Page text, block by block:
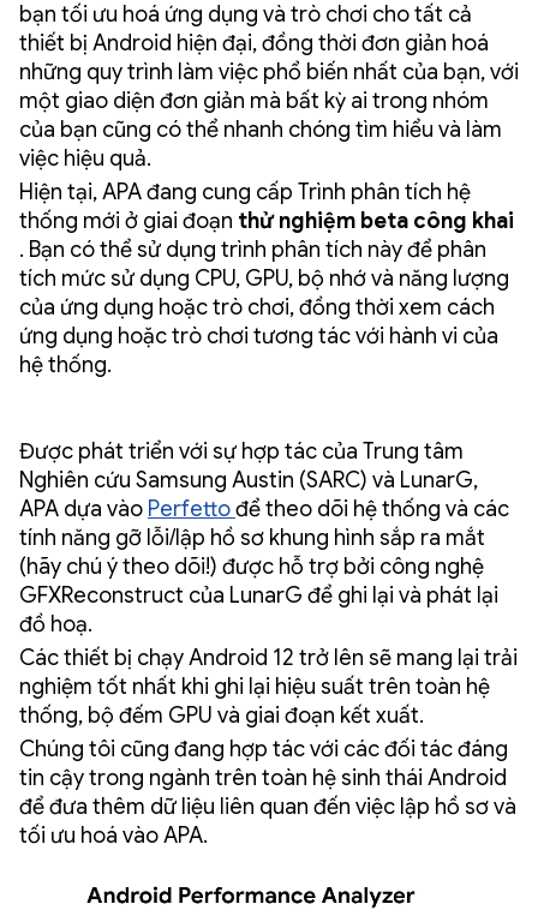
bạn tối ưu hoá ứng dụng và trò chơi cho tất cả
thiết bị Android hiện đại, đồng thời đơn giản hoá
những quy trình làm việc phổ biến nhất của bạn, với
một giao diện đơn giản mà bất kỳ ai trong nhóm
của bạn cũng có thể nhanh chóng tìm hiểu và làm
việc hiệu quả.
Hiện tại, APA đang cung cấp Trình phân tích hệ
thống mới ở giai đoạn thử nghiệm beta công khai
. Bạn có thể sử dụng trình phân tích này để phân
tích mức sử dụng CPU, GPU, bộ nhớ và năng lượng
của ứng dụng hoặc trò chơi, đồng thời xem cách
ứng dụng hoặc trò chơi tương tác với hành vi của
hệ thống.
Được phát triển với sự hợp tác của Trung tâm
Nghiên cứu Samsung Austin (SARC) và LunarG,
APA dựa vào Perfettođể theo dõi hệ thống và các
tính năng gỡ lỗi/lập hồ sơ khung hình sắp ra mắt
(hãy chú ý theo dõi!) được hỗ trợ bởi công nghệ
GFXReconstruct của LunarG để ghi lại và phát lại
đồ hoạ.
Các thiết bị chạy Android 12 trở lên sẽ mang lại trải
nghiệm tốt nhất khi ghi lại hiệu suất trên toàn hệ
thống, bộ đếm GPU và giai đoạn kết xuất.
Chúng tôi cũng đang hợp tác với các đối tác đáng
tin cậy trong ngành trên toàn hệ sinh thái Android
để đưa thêm dữ liệu liên quan đến việc lập hồ sơ và
tối ưu hoá vào APA.